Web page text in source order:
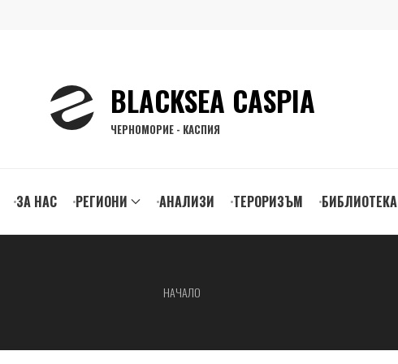
BLACKSEA CASPIA
ЧЕРНОМОРИЕ - КАСПИЯ
ЗА НАС РЕГИОНИ АНАЛИЗИ ТЕРОРИЗЪМ БИБЛИОТЕКА
НАЧАЛО